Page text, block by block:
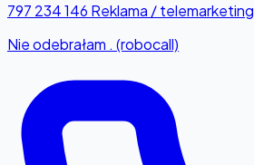
797 234 146 Reklama / telemarketing
Nie odebrałam . (robocall)